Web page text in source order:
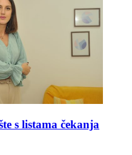
s listama čekanja